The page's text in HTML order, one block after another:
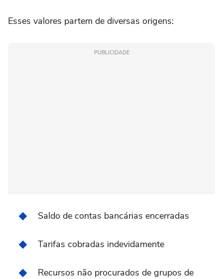
Esses valores partem de diversas origens:
PUBLICIDADE
Saldo de contas bancárias encerradas
Tarifas cobradas indevidamente
Recursos não procurados de grupos de